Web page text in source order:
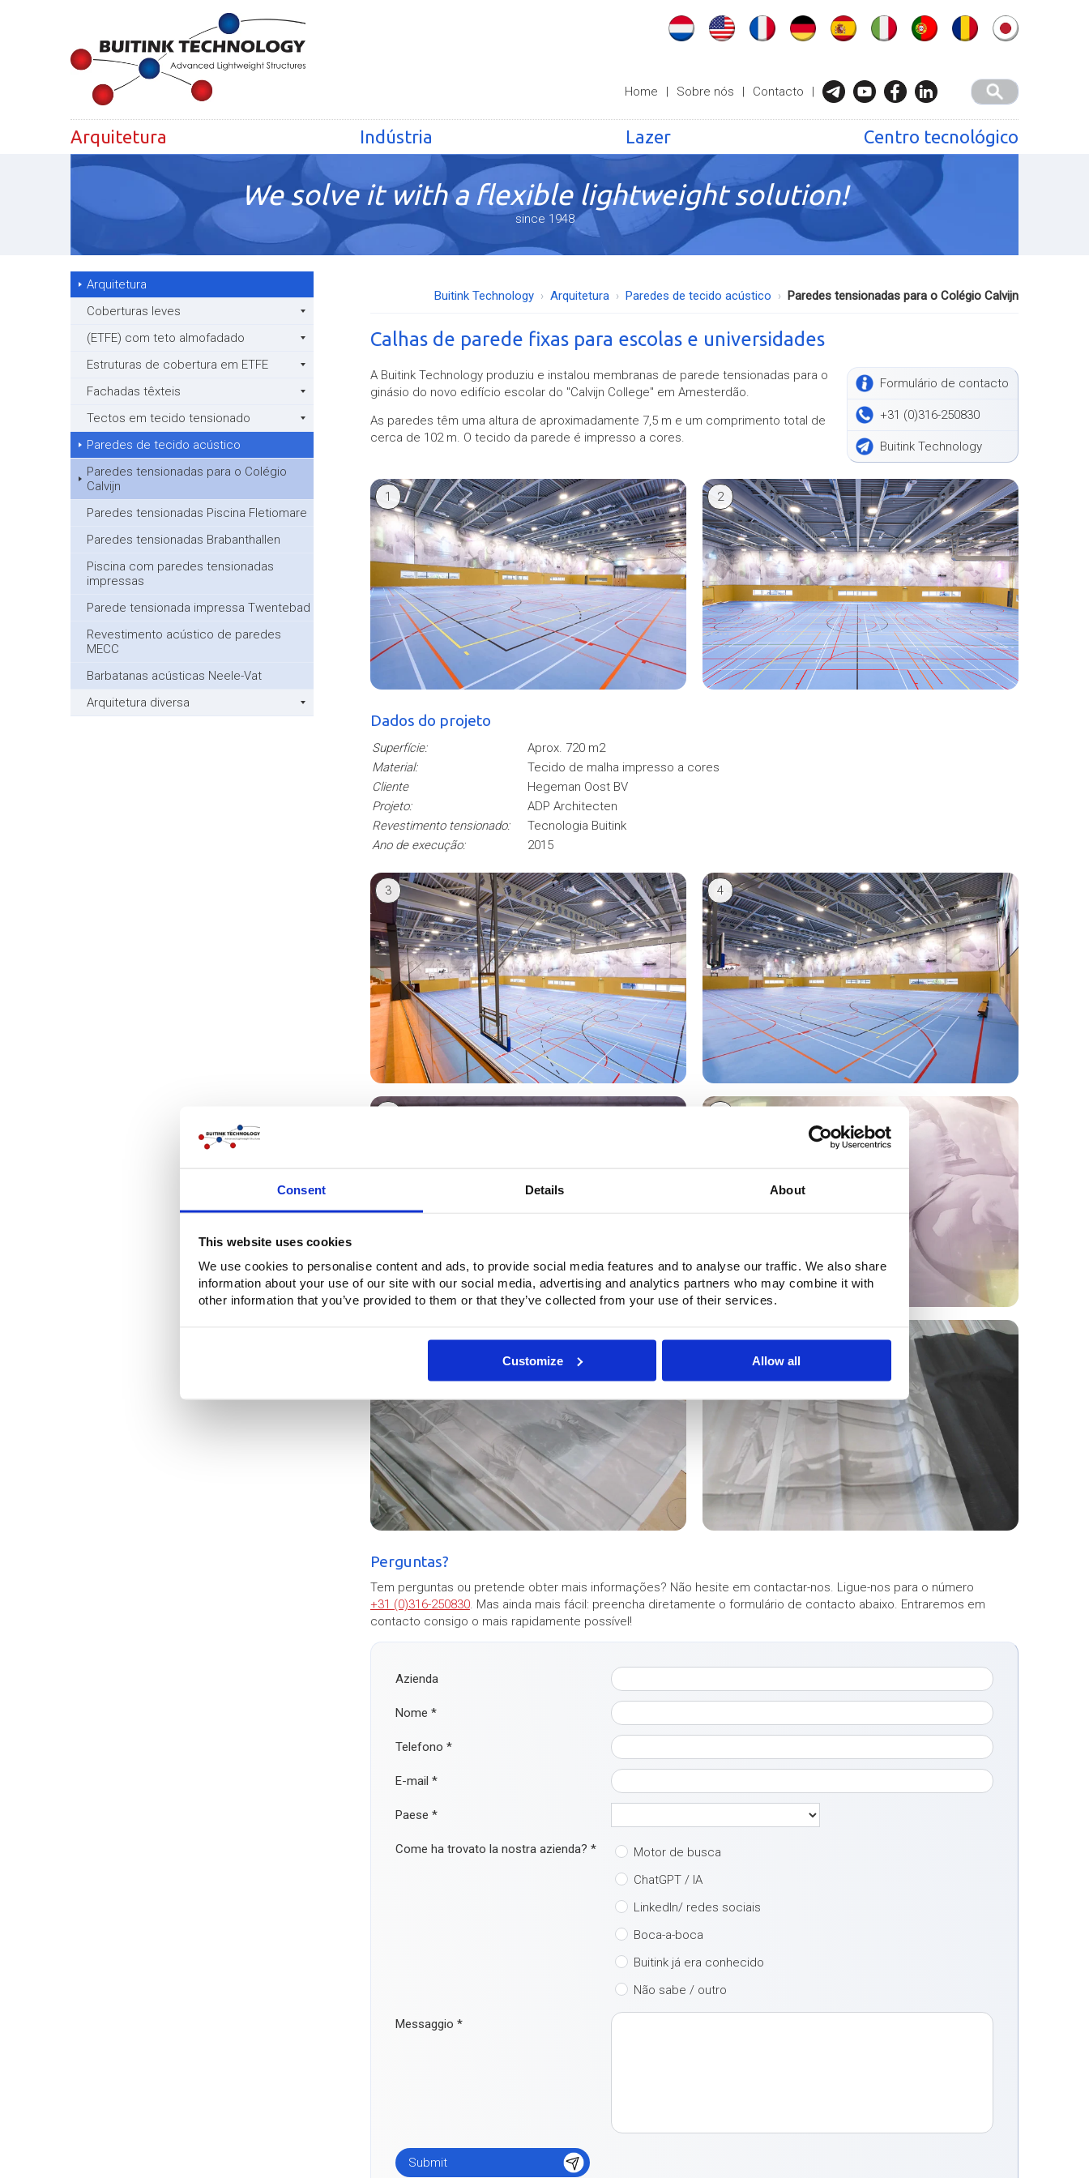
Consent Details About
This website uses cookies
We use cookies to personalise content and ads, to provide social media features and to analyse our traffic. We also share
information about your use of our site with our social media, advertising and analytics partners who may combine it with
other information that you’ve provided to them or that they’ve collected from your use of their services.
Customize Allow all
Home | Sobre nós | Contacto |
Arquitetura Indústria Lazer Centro tecnológico
We solve it with a flexible lightweight solution!
since 1948
Arquitetura
Coberturas leves
(ETFE) com teto almofadado
Estruturas de cobertura em ETFE
Fachadas têxteis
Tectos em tecido tensionado
Paredes de tecido acústico
Paredes tensionadas para o Colégio
Calvijn
Paredes tensionadas Piscina Fletiomare
Paredes tensionadas Brabanthallen
Piscina com paredes tensionadas
impressas
Parede tensionada impressa Twentebad
Revestimento acústico de paredes
MECC
Barbatanas acústicas Neele-Vat
Arquitetura diversa
Buitink Technology Arquitetura Paredes de tecido acústico Paredes tensionadas para o Colégio Calvijn
Calhas de parede fixas para escolas e universidades
Formulário de contacto
+31 (0)316-250830
Buitink Technology
A Buitink Technology produziu e instalou membranas de parede tensionadas para o
ginásio do novo edifício escolar do "Calvijn College" em Amesterdão.
As paredes têm uma altura de aproximadamente 7,5 m e um comprimento total de
cerca de 102 m. O tecido da parede é impresso a cores.
1 2
Dados do projeto
Superfície:
Aprox. 720 m2
Material:
Tecido de malha impresso a cores
Cliente
Hegeman Oost BV
Projeto:
ADP Architecten
Revestimento tensionado:
Tecnologia Buitink
Ano de execução:
2015
3 4
8
Perguntas?
Tem perguntas ou pretende obter mais informações? Não hesite em contactar-nos. Ligue-nos para o número
+31 (0)316-250830. Mas ainda mais fácil: preencha diretamente o formulário de contacto abaixo. Entraremos em
contacto consigo o mais rapidamente possível!
Azienda
Nome *
Telefono *
E-mail *
Paese *
Come ha trovato la nostra azienda? *
Motor de busca
ChatGPT / IA
LinkedIn/ redes sociais
Boca-a-boca
Buitink já era conhecido
Não sabe / outro
Messaggio *